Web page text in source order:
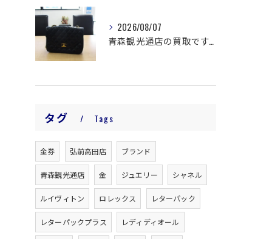
2026/08/07
青森観光通店の買取です。
タグ Tags
金券 弘前高田店 ブランド
青森観光通店 金 ジュエリー シャネル
ルイヴィトン ロレックス レターパック
レターパックプラス レディディオール